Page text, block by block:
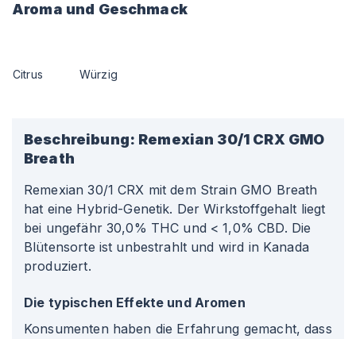
Aroma und Geschmack
Citrus Würzig
Beschreibung: Remexian 30/1 CRX GMO
Breath
Remexian 30/1 CRX mit dem Strain GMO Breath
hat eine Hybrid-Genetik. Der Wirkstoffgehalt liegt
bei ungefähr 30,0% THC und < 1,0% CBD. Die
Blütensorte ist unbestrahlt und wird in Kanada
produziert.
Die typischen Effekte und Aromen
Konsumenten haben die Erfahrung gemacht, dass